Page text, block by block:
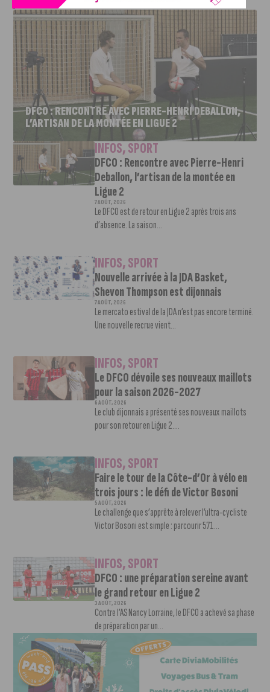
J'AIME LE DFCO
DFCO : RENCONTRE AVEC PIERRE-HENRI DEBALLON,
L’ARTISAN DE LA MONTÉE EN LIGUE 2
INFOS,SPORT
DFCO : Rencontre avec Pierre-Henri
Deballon, l’artisan de la montée en
Ligue 2
7 AOÛT, 2026
Le DFCO est de retour en Ligue 2 après trois ans
d’absence. La saison...
INFOS,SPORT
Nouvelle arrivée à la JDA Basket,
Shevon Thompson est dijonnais
7 AOÛT, 2026
Le mercato estival de la JDA n’est pas encore terminé.
Une nouvelle recrue vient...
INFOS,SPORT
Le DFCO dévoile ses nouveaux maillots
pour la saison 2026-2027
6 AOÛT, 2026
Le club dijonnais a présenté ses nouveaux maillots
pour son retour en Ligue 2....
INFOS,SPORT
Faire le tour de la Côte-d’Or à vélo en
trois jours : le défi de Victor Bosoni
5 AOÛT, 2026
Le challenge que s’apprête à relever l’ultra-cycliste
Victor Bosoni est simple : parcourir 571...
INFOS,SPORT
DFCO : une préparation sereine avant
le grand retour en Ligue 2
3 AOÛT, 2026
Contre l’AS Nancy Lorraine, le DFCO a achevé sa phase
de préparation par un...